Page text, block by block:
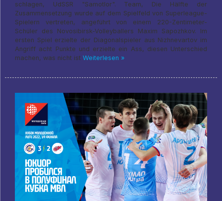
schlagen, UdSSR "Samotlor". Team, Die Hälfte der
Zusammensetzung wurde auf dem Spielfeld von Superleague-
Spielern vertreten, angeführt von einem 220-Zentimeter-
Schüler des Novosibirsk-Volleyballers Maxim Sapozhkov. Im
ersten Spiel erzielte der Diagonalspieler aus Nizhnevartov im
Angriff acht Punkte und erzielte ein Ass, diesen Unterschied
machen, was nicht ist Weiterlesen »